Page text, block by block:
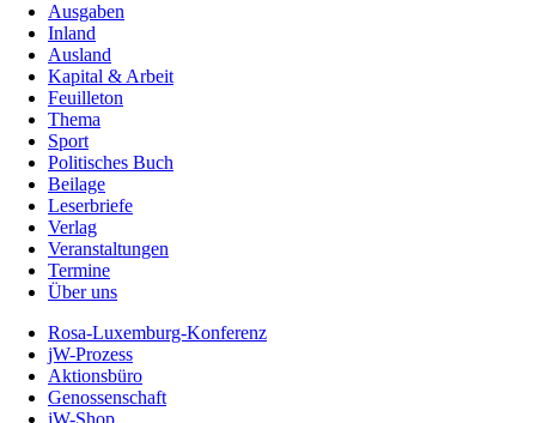
Ausgaben
Inland
Ausland
Kapital & Arbeit
Feuilleton
Thema
Sport
Politisches Buch
Beilage
Leserbriefe
Verlag
Veranstaltungen
Termine
Über uns
Rosa-Luxemburg-Konferenz
jW-Prozess
Aktionsbüro
Genossenschaft
jW-Shop